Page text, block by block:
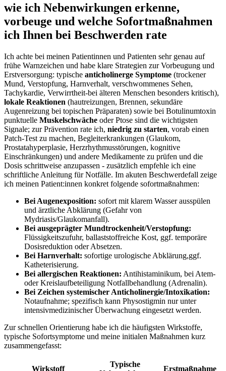
wie ich Nebenwirkungen erkenne,
vorbeuge und welche Sofortmaßnahmen
ich Ihnen bei Beschwerden rate
Ich achte bei meinen Patientinnen⁣ und ‌Patienten sehr genau auf
frühe Warnzeichen und habe klare Strategien zur Vorbeugung und
⁢Erstversorgung: typische anticholinerge Symptome (trockener
Mund, ⁤Verstopfung, Harnverhalt, verschwommenes​ Sehen,
Tachykardie, Verwirrtheit-bei älteren ⁤Menschen besonders kritisch),
lokale Reaktionen (hautreizungen, Brennen, sekundäre
Augenreizung ⁣bei topischen Präparaten) sowie‌ bei Botulinumtoxin​
punktuelle Muskelschwäche oder Ptose sind⁤ die wichtigsten
Signale; zur Prävention rate ⁤ich, niedrig⁤ zu starten, vorab einen
Patch-Test zu machen, Begleiterkrankungen ⁤(Glaukom,
⁢Prostatahyperplasie, Herzrhythmusstörungen, kognitive
Einschränkungen) und andere Medikamente zu prüfen und die
Dosis schrittweise​ anzupassen ​-⁢ zusätzlich empfehle‌ ich‌ eine
schriftliche Anleitung⁣ für Notfälle. Im akuten ⁤Beschwerdefall zeige
ich meinen Patient:innen ⁢konkret⁢ folgende sofortmaßnahmen:
Bei Augenexposition: sofort mit⁣ klarem Wasser ausspülen⁤
und ‍ärztliche⁤ Abklärung (Gefahr von‍
Mydriasis/Glaukomanfall).
Bei ausgeprägter​ Mundtrockenheit/Verstopfung:
Flüssigkeitszufuhr,​ ballaststoffreiche Kost, ggf. temporäre
Dosisreduktion oder Absetzen.
Bei Harnverhalt: ⁣sofortige urologische Abklärung,ggf.
Katheterisierung.
Bei allergischen ⁣Reaktionen: Antihistaminikum, bei Atem-
⁢oder Kreislaufbeteiligung Notfallbehandlung (Adrenalin).
Bei Zeichen systemischer Anticholinergie/Intoxikation:
Notaufnahme; spezifisch ⁤kann ‍Physostigmin ⁢nur unter
intensivmedizinischer Überwachung⁢ eingesetzt⁢ werden.
Zur schnellen Orientierung habe ich ⁤die häufigsten‌ Wirkstoffe,
typische ⁢Sofortsymptome und meine ​initialen Maßnahmen kurz⁢
zusammengefasst:
Wirkstoff
Typische‍
Erstmaßnahme